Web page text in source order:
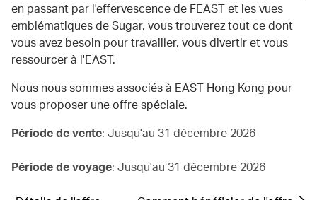
en passant par l'effervescence de FEAST et les vues
emblématiques de Sugar, vous trouverez tout ce dont
vous avez besoin pour travailler, vous divertir et vous
ressourcer à l'EAST.
Nous nous sommes associés à EAST Hong Kong pour
vous proposer une offre spéciale.
Période de vente: Jusqu'au 31 décembre 2026
Période de voyage: Jusqu'au 31 décembre 2026